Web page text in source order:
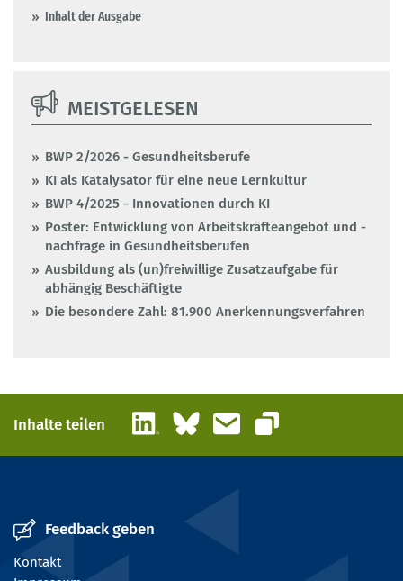
Inhalt der Ausgabe
MEISTGELESEN
BWP 2/2026 - Gesundheitsberufe
KI als Katalysator für eine neue Lernkultur
BWP 4/2025 - Innovationen durch KI
Poster: Entwicklung von Arbeitskräfteangebot und -
nachfrage in Gesundheitsberufen
Ausbildung als (un)freiwillige Zusatzaufgabe für
abhängig Beschäftigte
Die besondere Zahl: 81.900 Anerkennungsverfahren
Inhalte teilen LinkedInBlueskyE-Mail
Link kopieren
Feedback geben
Kontakt